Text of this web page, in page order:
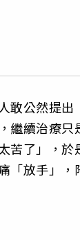
敢公然提
繼續治療
苦了」，
「放手」